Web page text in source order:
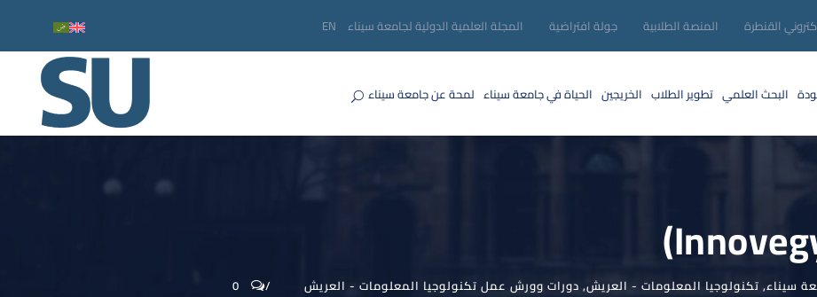
القنطرة المنصة الطلابية جولة افتراضية المجلة العلمية الدولية لجامعة سيناء EN
البحث العلمي تطوير الطلاب الخريجين الحياة في جامعة سيناء لمحة عن جامعة سيناء
سيناء, تكنولوجيا المعلومات - العريش, دورات وورش عمل تكنولوجيا المعلومات - العريش 0